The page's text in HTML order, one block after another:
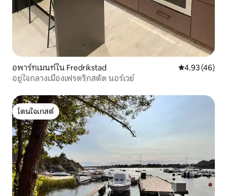
อพาร์ทเมนท์ใน Fredrikstad คะแนนเฉลี่ย
4.93 (46)
อยู่ใจกลางเมืองเฟรดริกสตัด นอร์เวย์
โดนใจเกสต์
โดนใจเกสต์